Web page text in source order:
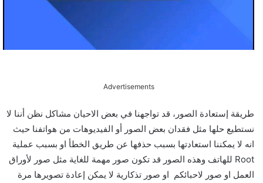
Advertisements
طريقة إستعادة الصور، قد تواجهنا في بعض الاحيان مشاكل نظن أننا لا
نستطيع حلها مثل فقدان بعض الصور أو الفيديوهات من هواتفنا حيث
انه لا يمكننا استعادتها بسبب حذفها عن طريق الخطأ او بسبب عملية
Root للهاتف وهذه الصور قد تكون صور مهمة للغاية مثل صور لأوراق
العمل او صور لاحبائكم او صور تذكارية لا يمكن إعادة تصويرها مرة